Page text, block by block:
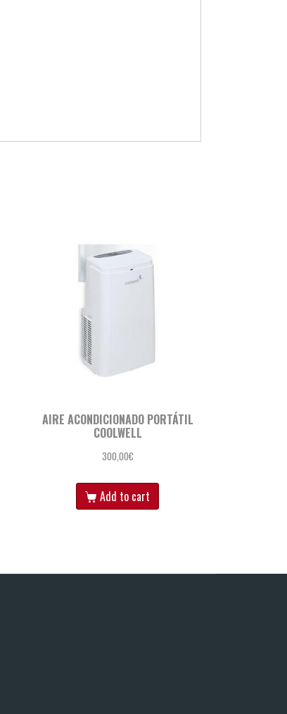
AIRE ACONDICIONADO PORTÁTIL
COOLWELL
300,00€
Add to cart